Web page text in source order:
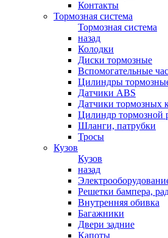
Контакты
Тормозная система
Тормозная система
назад
Колодки
Диски тормозные
Вспомогательные
Цилиндры
Датчики ABS
Датчики тормозных
Цилиндр тормозной
Шланги, патрубки
Тросы
Кузов
Кузов
назад
Решетки бампера,
Внутренняя обивка
Багажники
Двери задние
Капоты